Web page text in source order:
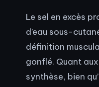
Le sel en excès
d’eau sous-
définition
gonflé. Quant
synthèse, bien